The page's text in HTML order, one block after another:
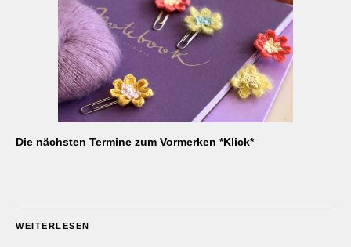
Die nächsten Termine zum Vormerken *Klick*
WEITERLESEN